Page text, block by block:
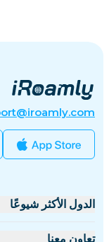
الدول الأكثر شيوعًا
الولايات المتحدة
تعاون معنا